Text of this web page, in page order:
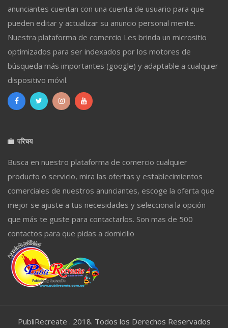
anunciantes cuentan con una cuenta de usuario para que
pueden editar y actualizar su anuncio personal mente.
Nuestra plataforma de comercio Les brinda un micrositio
optimizados para ser indexados por los motores de
búsqueda más importantes (google) y adaptable a cualquier
dispositivo móvil.
परिचय
Busca en nuestro plataforma de comercio cualquier
producto o servicio, mira las ofertas y establecimientos
comerciales de nuestros anunciantes, escoge la oferta que
mejor se ajuste a tus necesidades y selecciona la opción
que más te guste para contactarlos. Son mas de 500
contactos para que pidas a domicilio
PubliRecreate . 2018. Todos los Derechos Reservados